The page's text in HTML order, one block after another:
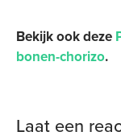
Bekijk ook deze
bonen-chorizo.
Laat een